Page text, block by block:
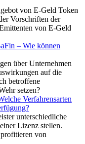
von E-Geld Token
Vorschriften der
von E-Geld
– Wie können
über Unternehmen
auf die
betroffene
setzen?
Verfahrensarten
unterschiedliche
Lizenz stellen.
von